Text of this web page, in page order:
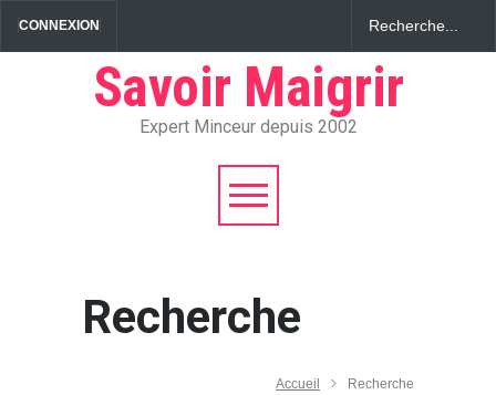
CONNEXION
Savoir Maigrir
Expert Minceur depuis 2002
Recherche
Accueil Recherche